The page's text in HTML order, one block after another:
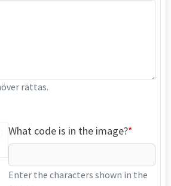
rättas.
What code is in the image?
Enter the characters shown in the